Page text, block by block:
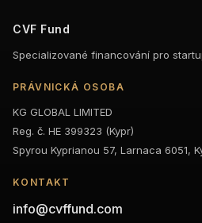
CVF Fund
Specializované financování pro
PRÁVNICKÁ OSOBA
KG GLOBAL LIMITED
Reg. č. HE 399323 (Kypr)
Spyrou Kyprianou 57, Larnaca 6051,
KONTAKT
info@cvffund.com